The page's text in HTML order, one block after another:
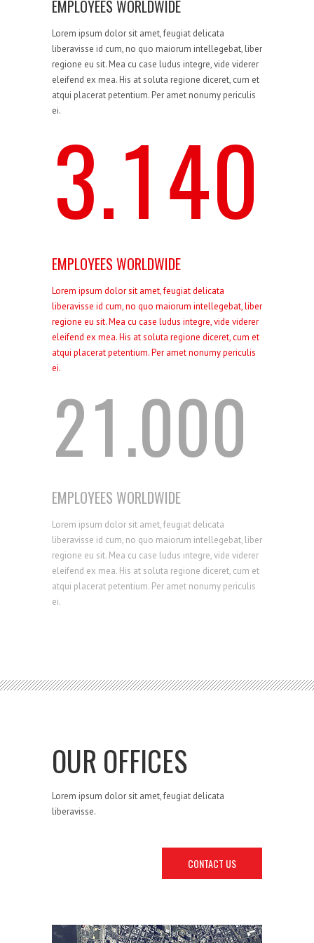
5
6
7
EMPLOYEES WORLDWIDE
Lorem ipsum dolor sit amet, feugiat delicata
liberavisse id cum, no quo maiorum intellegebat, liber
regione eu sit. Mea cu case ludus integre, vide viderer
eleifend ex mea. His at soluta regione diceret, cum et
atqui placerat petentium. Per amet nonumy periculis
ei.
2
3.
0
1
3
40
EMPLOYEES WORLDWIDE
Lorem ipsum dolor sit amet, feugiat delicata
liberavisse id cum, no quo maiorum intellegebat, liber
regione eu sit. Mea cu case ludus integre, vide viderer
eleifend ex mea. His at soluta regione diceret, cum et
atqui placerat petentium. Per amet nonumy periculis
ei.
0
1
2
0
1.000
EMPLOYEES WORLDWIDE
Lorem ipsum dolor sit amet, feugiat delicata
liberavisse id cum, no quo maiorum intellegebat, liber
regione eu sit. Mea cu case ludus integre, vide viderer
eleifend ex mea. His at soluta regione diceret, cum et
atqui placerat petentium. Per amet nonumy periculis
ei.
OUR OFFICES
Lorem ipsum dolor sit amet, feugiat delicata
liberavisse.
CONTACT US